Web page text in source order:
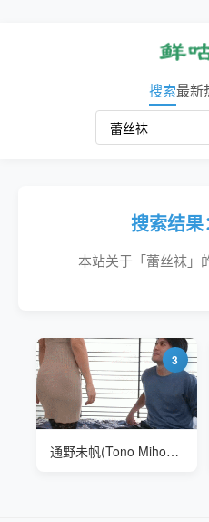
搜索最新
搜索结果
本站关于「蕾丝袜」
3
通野未帆(Tono Miho) ALDN-340 女友母亲